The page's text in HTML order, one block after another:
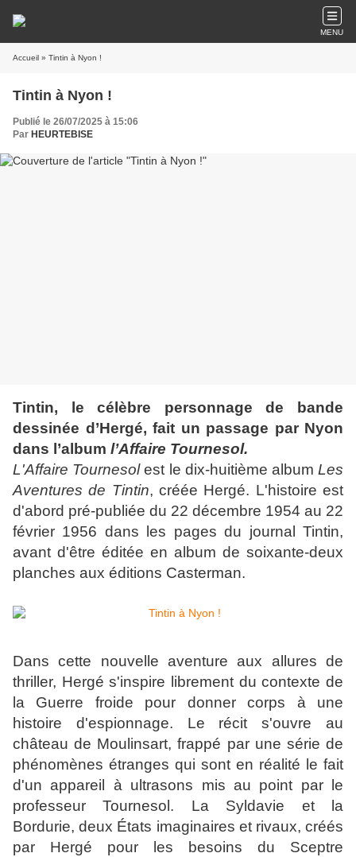
MENU
Accueil » Tintin à Nyon !
Tintin à Nyon !
Publié le 26/07/2025 à 15:06
Par HEURTEBISE
Tintin, le célèbre personnage de bande
dessinée d’Hergé, fait un passage par Nyon
dans l’album l’Affaire Tournesol.
L'Affaire Tournesolest le dix-huitième albumLes
Aventures de Tintin, créée Hergé. L'histoire est
d'abord pré-publiée du 22 décembre 1954 au 22
février 1956 dans les pages du journal Tintin,
avant d'être éditée en album de soixante-deux
planches aux éditions Casterman.
Dans cette nouvelle aventure aux allures de
thriller, Hergé s'inspire librement du contexte de
la Guerre froide pour donner corps à une
histoire d'espionnage. Le récit s'ouvre au
château de Moulinsart, frappé par une série de
phénomènes étranges qui sont en réalité le fait
d'un appareil à ultrasons mis au point par le
professeur Tournesol. La Syldavie et la
Bordurie, deux États imaginaires et rivaux, créés
par Hergé pour les besoins du Sceptre